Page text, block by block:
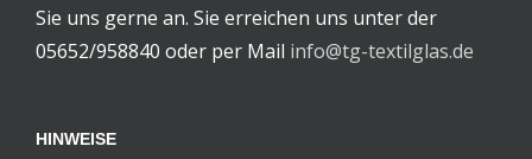
Sie uns gerne an. Sie erreichen uns unter der
05652/958840 oder per Mail info@tg-textilglas.de
HINWEISE